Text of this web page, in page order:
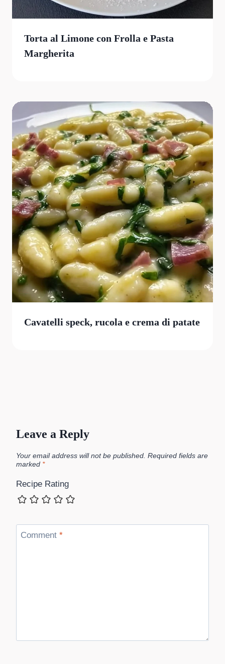
Torta al Limone con Frolla e Pasta
Margherita
Cavatelli speck, rucola e crema di patate
Leave a Reply
Your email address will not be published. Required fields are
marked *
Recipe Rating
Comment *